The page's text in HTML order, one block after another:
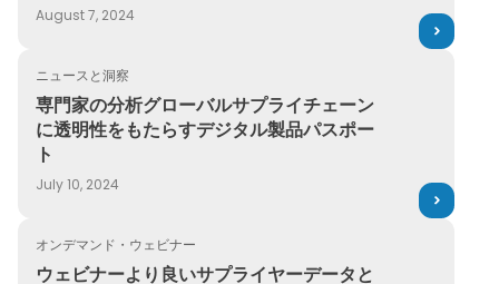
August 7, 2024
ニュースと洞察
専門家の分析グローバルサプライチェーン
に透明性をもたらすデジタル製品パスポー
ト
July 10, 2024
専門家の分析グローバルサプライチェーンに透明性をもた
オンデマンド・ウェビナー
ウェビナーより良いサプライヤーデータと
ウェビナーより良いサプライヤーデータとDPP：今日の